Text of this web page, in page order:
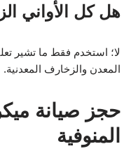
هل كل الأواني
لا؛ استخدم فقط ما تشير
المعدن والزخارف المعدنية.
حجز صيانة
المنوفية